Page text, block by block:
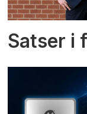
Satser i